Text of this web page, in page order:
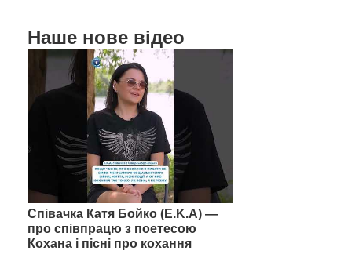
Наше нове відео
Співачка Катя Бойко (E.K.A) —
про співпрацю з поетесою
Кохана і пісні про кохання